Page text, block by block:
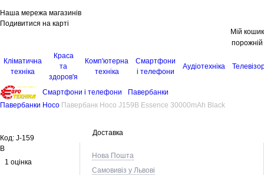
Наша мережа магазинів
Подивитися на карті
Мій кошик
порожній
Кліматична
техніка
Краса
та
здоров'я
Комп'ютерна
техніка
Смартфони
і телефони
Аудіотехніка
Смартфони і телефони
Павербанки
Павербанки Hoco Павербанк Hoco J159B Essence 30000mAh Black
Доставка
Нова Пошта
Самовивіз у Львові
Код: J-159
B
1 оцінка